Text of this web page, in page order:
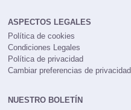
ASPECTOS LEGALES
Política de cookies
Condiciones Legales
Política de privacidad
Cambiar preferencias de privacidad
NUESTRO BOLETÍN